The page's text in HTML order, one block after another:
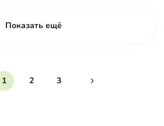
Показать ещё
1 2 3